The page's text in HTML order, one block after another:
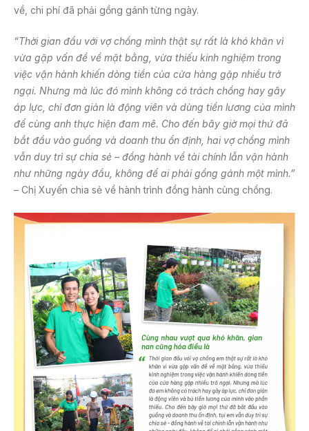
về, chi phí đã phải gồng gánh từng ngày.
“Thời gian đầu với vợ chồng mình thật sự rất là khó khăn vì
vừa gặp vấn đề về mặt bằng, vừa thiếu kinh nghiệm trong
việc vận hành khiến dòng tiền của cửa hàng gặp nhiều trở
ngại. Nhưng mà lúc đó mình không có trách chồng hay gây
áp lực, chỉ đơn giản là động viên và dùng tiền lương của mình
để cùng anh thực hiện đam mê. Cho đến bây giờ mọi thứ đã
bắt đầu vào guồng và doanh thu ổn định, hai vợ chồng mình
vẫn duy trì sự chia sẻ – đồng hành về tài chính lẫn vận hành
như những ngày đầu, không để ai phải gồng gánh một mình.”
– Chị Xuyến chia sẻ về hành trình đồng hành cùng chồng.